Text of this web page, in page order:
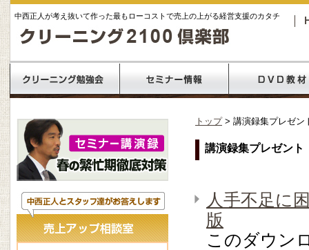
中西正人が考え抜いて作った最もローコストで売上の上がる経営支援のカタチ
トップ> 講演録集プレゼン
講演録集プレゼント
人手不足に
版
このダウン